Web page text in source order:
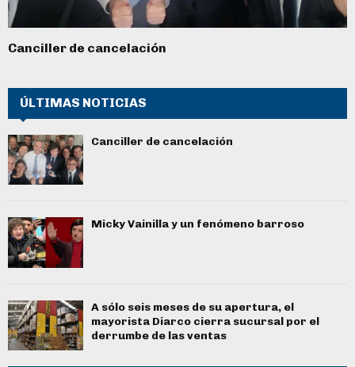
Canciller de cancelación
ÚLTIMAS NOTICIAS
Canciller de cancelación
Micky Vainilla y un fenómeno barroso
A sólo seis meses de su apertura, el
mayorista Diarco cierra sucursal por el
derrumbe de las ventas